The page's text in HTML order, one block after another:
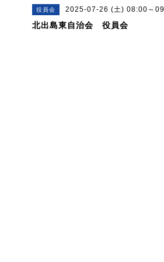
役員会 2025-07-26 (土) 08:00～
北出島東自治会 役員会